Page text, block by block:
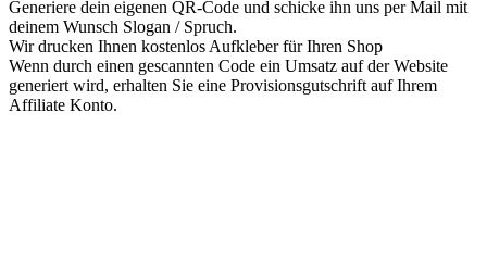
Generiere dein eigenen QR-Code und schicke ihn uns per Mail mit
deinem Wunsch Slogan / Spruch.
Wir drucken Ihnen kostenlos Aufkleber für Ihren Shop
Wenn durch einen gescannten Code ein Umsatz auf der Website
generiert wird, erhalten Sie eine Provisionsgutschrift auf Ihrem
Affiliate Konto.